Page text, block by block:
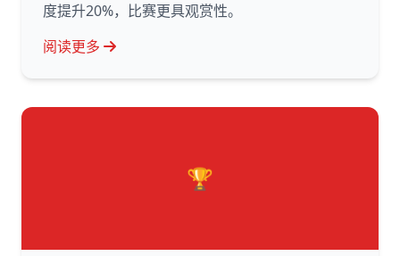
度提升20%，比赛更具观赏性。
阅读更多
🏆